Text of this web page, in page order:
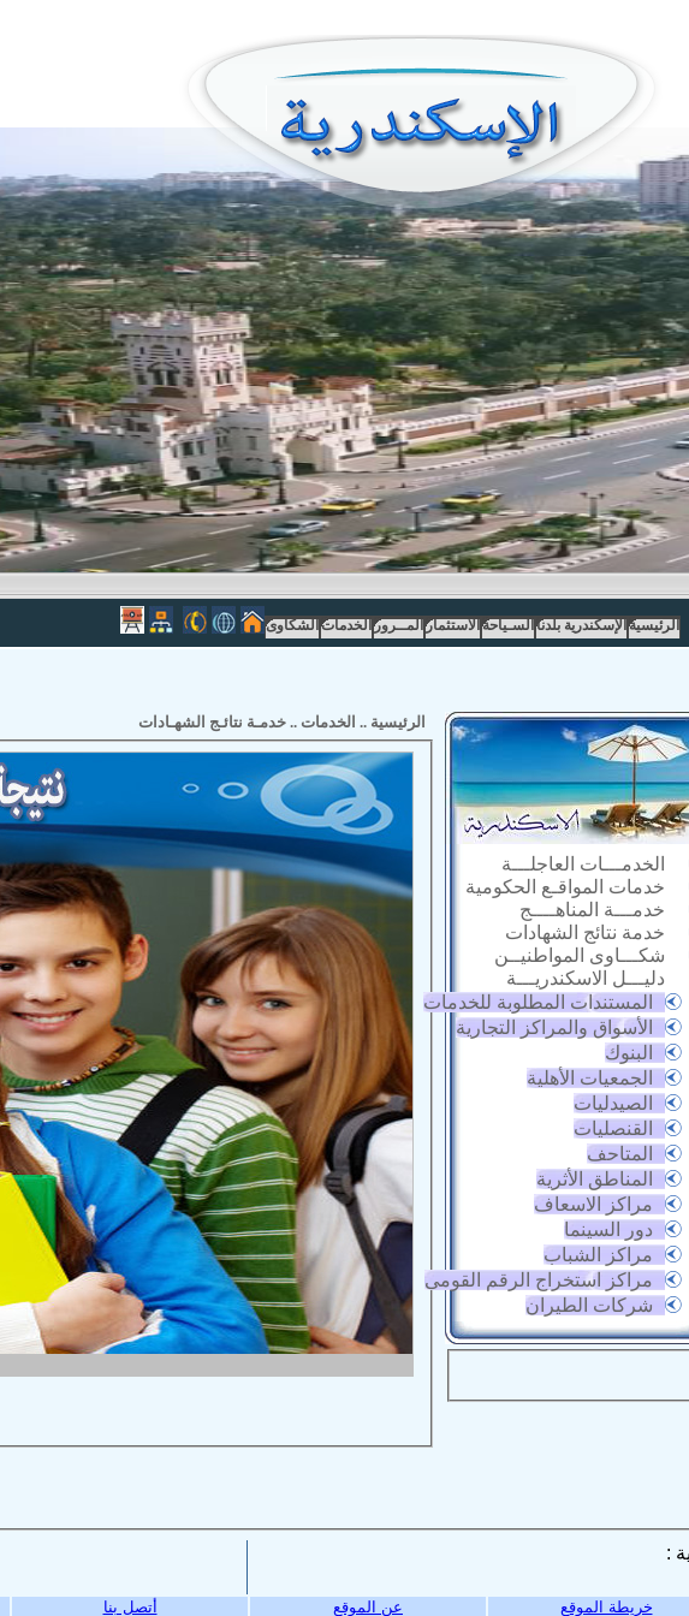
الرئيسية الإسكندرية بلدنا السـياحة الاستثمار المــرور الخدمات الشكاوى
الخدمـــات العاجلـــة
خدمات المواقـع الحكومية
خدمـــة المناهــــج
خدمة نتائج الشهادات
شكـــاوى المواطنيــن
دليـــل الاسكندريـــة
المستندات المطلوبة للخدمات
الأسواق والمراكز التجارية
البنوك
الجمعيات الأهلية
الصيدليات
القنصليات
المتاحف
المناطق الأثرية
مراكز الاسعاف
دور السينما
مراكز الشباب
مراكز استخراج الرقم القومى
شركات الطيران
الرئيسية .. الخدمات .. خدمـة نتائـج الشهـادات
خريطة الموقع عن الموقع أتصل بنا